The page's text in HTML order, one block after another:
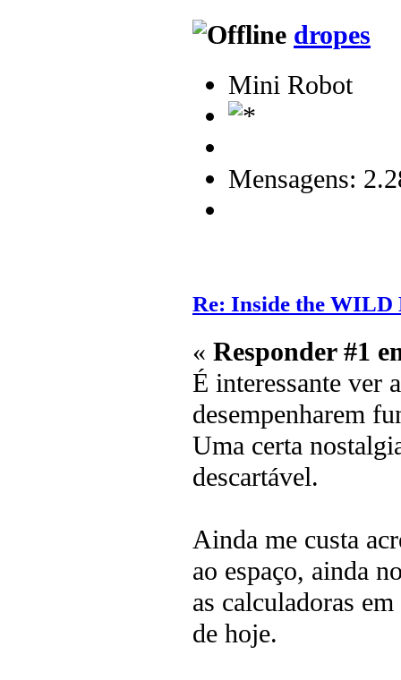
dropes
Mini Robot
Mensagens:
Re: Inside the
« Responder #1
É interessante ver
desempenharem
Uma certa
descartável.
Ainda me custa
ao espaço, ainda
as calculadoras
de hoje.